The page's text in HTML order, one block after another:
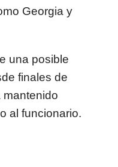
Georgia y
una posible
finales de
mantenido
al funcionario.